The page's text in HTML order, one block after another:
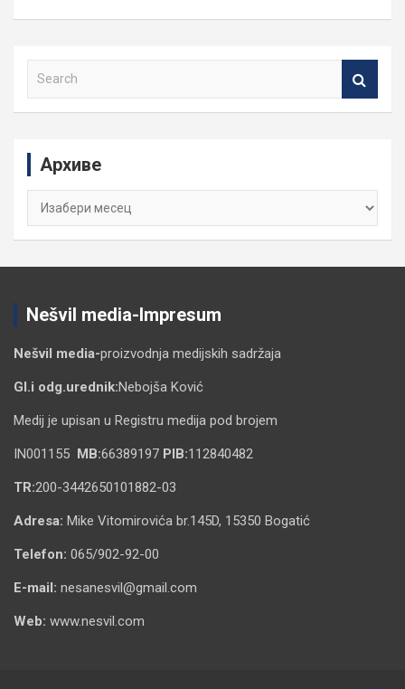
Архиве
Архиве
Nešvil media-Impresum
Nešvil media-proizvodnja medijskih sadržaja
Gl.i odg.urednik:Nebojša Ković
Medij je upisan u Registru medija pod brojem
IN001155 MB:66389197 PIB:112840482
TR:200-3442650101882-03
Adresa: Mike Vitomirovića br.145D, 15350 Bogatić
Telefon: 065/902-92-00
E-mail: nesanesvil@gmail.com
Web: www.nesvil.com